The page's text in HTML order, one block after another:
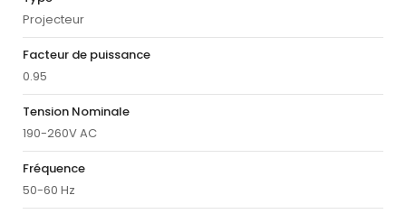
Projecteur
Facteur de puissance
0.95
Tension Nominale
190-260V AC
Fréquence
50-60 Hz